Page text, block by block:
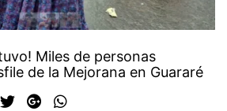
Miles de personas
de la Mejorana en Guararé